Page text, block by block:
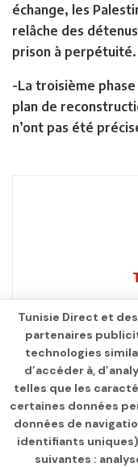
échange, les
relâche des
prison à perpétuité.
-La troisième
plan de
n’ont pas été
Tunisie Direct et
partenaires
technologies
d’accéder à,
telles que les
certaines données
données de
identifiants
suivantes :